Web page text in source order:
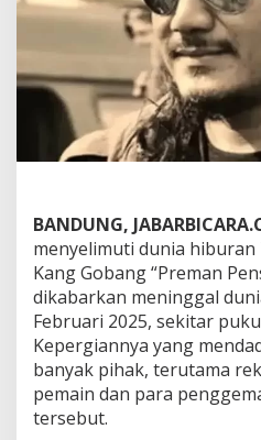
a
n
P
e
n
s
u
M
e
n
n
g
g
l
D
BANDUNG,
menyelimuti dunia hiburan
Kang Gobang “Preman
dikabarkan meninggal
Februari 2025, sekitar
Kepergiannya yang
banyak pihak, terutama
pemain dan para
tersebut.